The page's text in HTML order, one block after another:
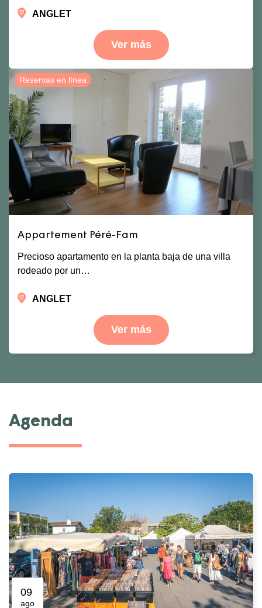
ANGLET
Ver más
Reservas en línea
Appartement Péré-Fam
Precioso apartamento en la planta baja de una villa
rodeado por un…
ANGLET
Ver más
Agenda
09
ago